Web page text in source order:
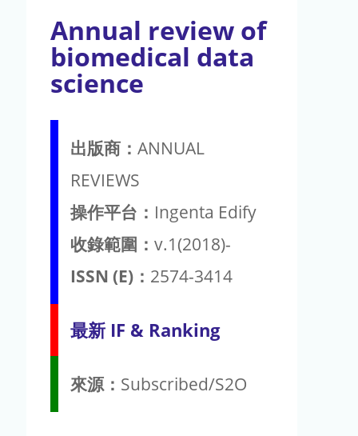
Annual review of
biomedical data
science
出版商： ANNUAL
REVIEWS
操作平台： Ingenta Edify
收錄範圍： v.1(2018)-
ISSN (E)： 2574-3414
最新 IF & Ranking
來源： Subscribed/S2O